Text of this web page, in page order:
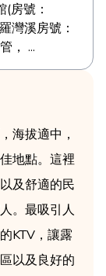
房號：
灣溪房號：
， ...
海拔適中，
地點。這裡
及舒適的民
。最吸引人
KTV，讓露
以及良好的